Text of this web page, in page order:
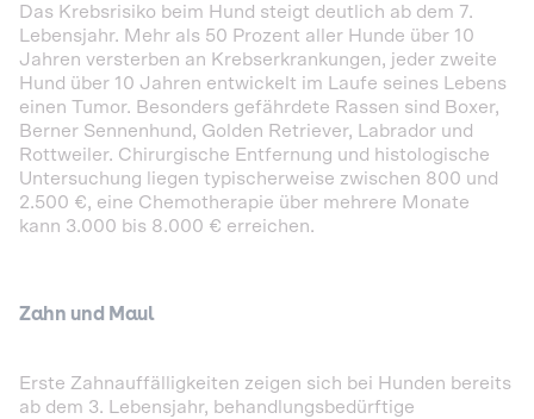
Das Krebsrisiko beim Hund steigt deutlich ab dem 7.
Lebensjahr. Mehr als 50 Prozent aller Hunde über 10
Jahren versterben an Krebserkrankungen, jeder zweite
Hund über 10 Jahren entwickelt im Laufe seines Lebens
einen Tumor. Besonders gefährdete Rassen sind Boxer,
Berner Sennenhund, Golden Retriever, Labrador und
Rottweiler. Chirurgische Entfernung und histologische
Untersuchung liegen typischerweise zwischen 800 und
2.500 €, eine Chemotherapie über mehrere Monate
kann 3.000 bis 8.000 € erreichen.
Zahn und Maul
Erste Zahnauffälligkeiten zeigen sich bei Hunden bereits
ab dem 3. Lebensjahr, behandlungsbedürftige